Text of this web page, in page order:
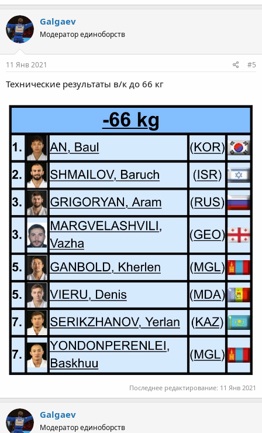
Galgaev
Модератор единоборств
11 Янв 2021 #5
Технические результаты в/к до 66 кг
Последнее редактирование: 11 Янв 2021
Galgaev
Модератор единоборств